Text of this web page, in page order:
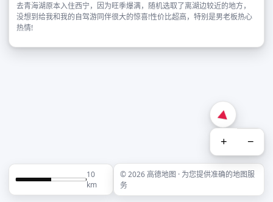
去青海湖原本入住西宁，因为旺季爆满，随机选取了离湖边较近的地方，
没想到给我和我的自驾游同伴很大的惊喜!性价比超高，特别是男老板热心
热情!
+ −
10
km
© 2026 高德地图 · 为您提供准确的地图服
务